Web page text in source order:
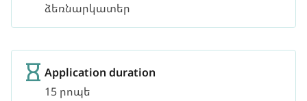
ձեռնարկատեր
Application duration
15 րոպե